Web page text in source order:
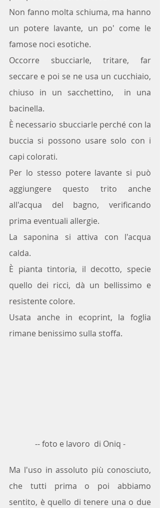
Non fanno molta schiuma, ma hanno
un potere lavante, un po' come le
famose noci esotiche.
Occorre sbucciarle, tritare, far
seccare e poi se ne usa un cucchiaio,
chiuso in un sacchettino,  in una
bacinella.
È necessario sbucciarle perché con la
buccia si possono usare solo con i
capi colorati.
Per lo stesso potere lavante si può
aggiungere questo trito anche
all'acqua del bagno, verificando
prima eventuali allergie.
La saponina si attiva con l'acqua
calda.
È pianta tintoria, il decotto, specie
quello dei ricci, dà un bellissimo e
resistente colore.
Usata anche in ecoprint, la foglia
rimane benissimo sulla stoffa.
-- foto e lavoro  di Oniq -
Ma l'uso in assoluto più conosciuto,
che tutti prima o poi abbiamo
sentito, è quello di tenere una o due